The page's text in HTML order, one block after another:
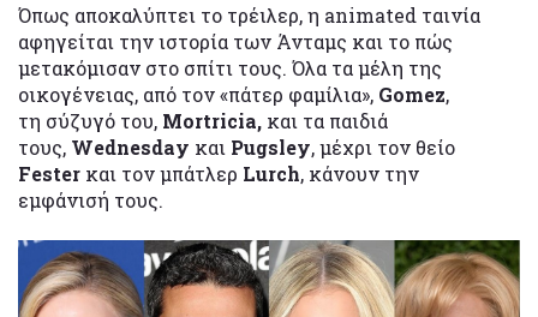
Όπως αποκαλύπτει το τρέιλερ, η animated ταινία
αφηγείται την ιστορία των Άνταμς και το πώς
μετακόμισαν στο σπίτι τους. Όλα τα μέλη της
οικογένειας, από τον «πάτερ φαμίλια», Gomez,
τη σύζυγό του, Mortricia, και τα παιδιά
τους, Wednesday και Pugsley, μέχρι τον θείο
Fester και τον μπάτλερ Lurch, κάνουν την
εμφάνισή τους.